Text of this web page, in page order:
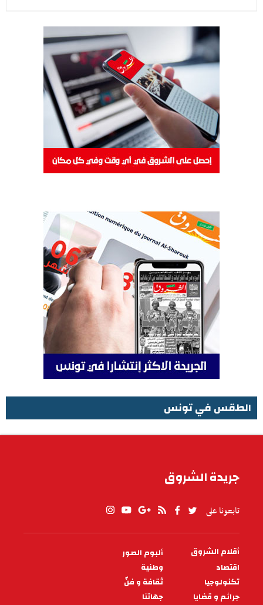
الطقس في تونس
جريدة الشروق
تابعونا على
PIED
DE
PAGE
أقلام الشروق
ألبوم الصور
اقتصاد
وطنية
تكنولوجيا
ثقافة و فنّ
جرائم و قضايا
جهاتنا